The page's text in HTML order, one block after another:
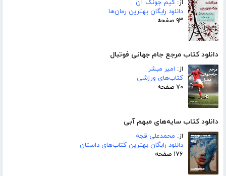
از: کیم جونگ آن
دانلود رایگان بهترین رمان‌ها
۹۳ صفحه
دانلود کتاب مرجع جام جهانی فوتبال
از: امیر مبشر
کتاب‌های ورزشی
۷۰ صفحه
دانلود کتاب سایه‌های مبهم آبی
از: محمدعلی قجه
دانلود رایگان بهترین کتاب‌های داستان
۱۷۶ صفحه